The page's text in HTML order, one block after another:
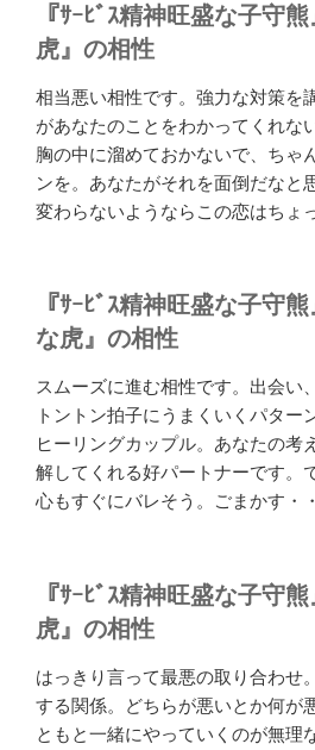
『ｻｰﾋﾞｽ精神旺盛な子守
虎』の相性
相当悪い相性です。強力な対策を
があなたのことをわかってくれな
胸の中に溜めておかないで、ちゃ
ンを。あなたがそれを面倒だなと
変わらないようならこの恋はちょ
『ｻｰﾋﾞｽ精神旺盛な子守
な虎』の相性
スムーズに進む相性です。出会い
トントン拍子にうまくいくパター
ヒーリングカップル。あなたの考
解してくれる好パートナーです。
心もすぐにバレそう。ごまかす・・
『ｻｰﾋﾞｽ精神旺盛な子守
虎』の相性
はっきり言って最悪の取り合わせ
する関係。どちらが悪いとか何が
ともと一緒にやっていくのが無理